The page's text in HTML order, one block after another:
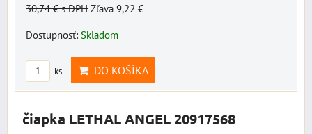
30,74 €s DPH Zľava 9,22 €
Dostupnosť: Skladom
ks DO KOŠÍKA
čiapka LETHAL ANGEL 20917568